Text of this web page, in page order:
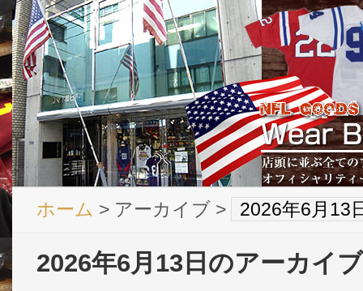
ホーム > アーカイブ > 2026年6月13
2026年6月13日のアーカイブ